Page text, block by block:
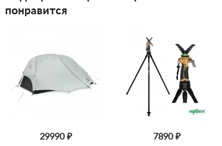
понравится
29990 ₽ 7890 ₽